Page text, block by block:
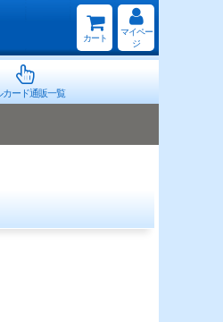
カート
マイペー
ジ
カード通販一覧